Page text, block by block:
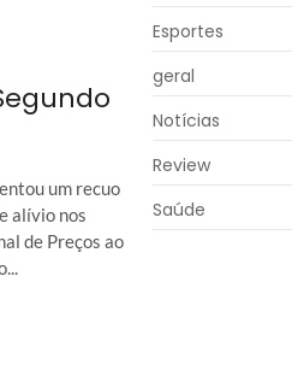
um recuo
alívio nos
de Preços ao
Esportes
geral
Notícias
Review
Saúde